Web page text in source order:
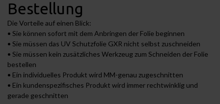
Bestellung
Die Vorteile auf einen Blick:
• Sie können sofort mit dem Anbringen der Folie beginnen
• Sie müssen das UV Schutzfolie GXR nicht selbst zuschneiden
• Sie müssen kein zusätzliches Werkzeug zum Schneiden der Folie
bestellen
• Ein individuelles Produkt wird MM-genau zugeschnitten
• Ein kundenspezifisches Produkt wird immer rechtwinklig und
gerade geschnitten